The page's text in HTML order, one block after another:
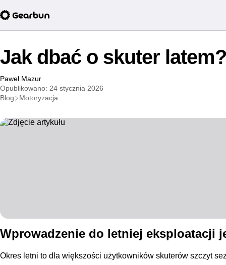
Jak dbać o skuter latem?
Paweł Mazur
Opublikowano: 24 stycznia 2026
Blog
Motoryzacja
Wprowadzenie do letniej eksploatacji
Okres letni to dla większości użytkowników skuterów szczyt